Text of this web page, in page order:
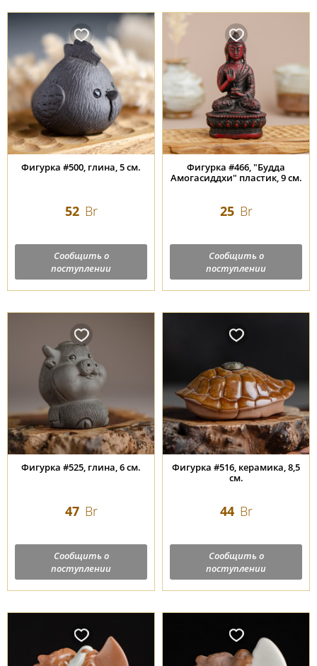
Фигурка #500, глина, 5 см.
52 Br
Сообщить о
поступлении
Фигурка #466, "Будда
Амогасиддхи" пластик, 9 см.
25 Br
Сообщить о
поступлении
Фигурка #525, глина, 6 см.
47 Br
Сообщить о
поступлении
Фигурка #516, керамика, 8,5
см.
44 Br
Сообщить о
поступлении